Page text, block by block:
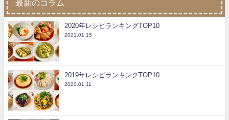
最新のコラム
2020年レシピランキングTOP10
2021.01.15
2019年レシピランキングTOP10
2020.01.11